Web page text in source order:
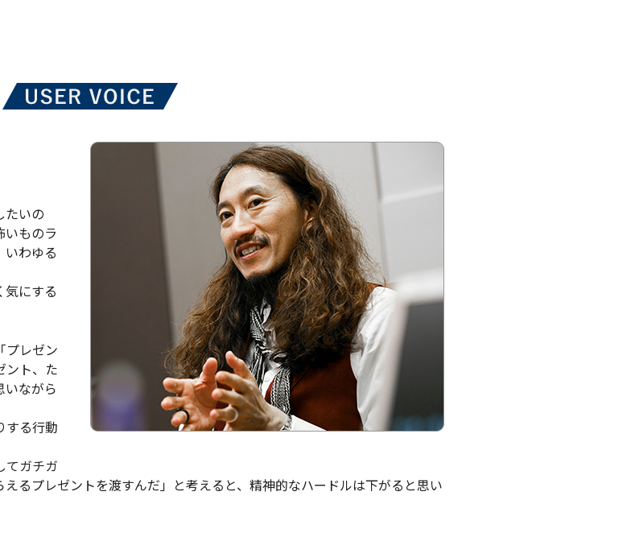
たいの
いものラ
いわゆる
気にする
プレゼン
ント、た
いながら
する行動
てガチガ
るプレゼントを渡すんだ」と考えると、精神的なハードルは下がると思い